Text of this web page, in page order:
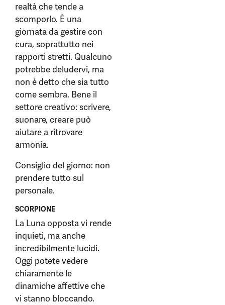
realtà che tende a
scomporlo. È una
giornata da gestire con
cura, soprattutto nei
rapporti stretti. Qualcuno
potrebbe deludervi, ma
non è detto che sia tutto
come sembra. Bene il
settore creativo: scrivere,
suonare, creare può
aiutare a ritrovare
armonia.
Consiglio del giorno: non
prendere tutto sul
personale.
SCORPIONE
La Luna opposta vi rende
inquieti, ma anche
incredibilmente lucidi.
Oggi potete vedere
chiaramente le
dinamiche affettive che
vi stanno bloccando.